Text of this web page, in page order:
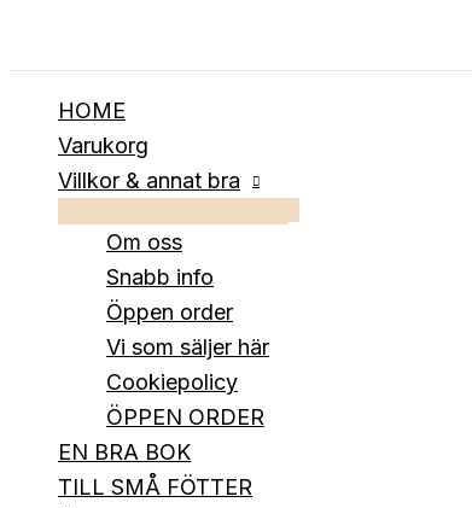
HOME
Varukorg
Villkor & annat bra
Om oss
Snabb info
Öppen order
Vi som säljer här
Cookiepolicy
ÖPPEN ORDER
EN BRA BOK
TILL SMÅ FÖTTER